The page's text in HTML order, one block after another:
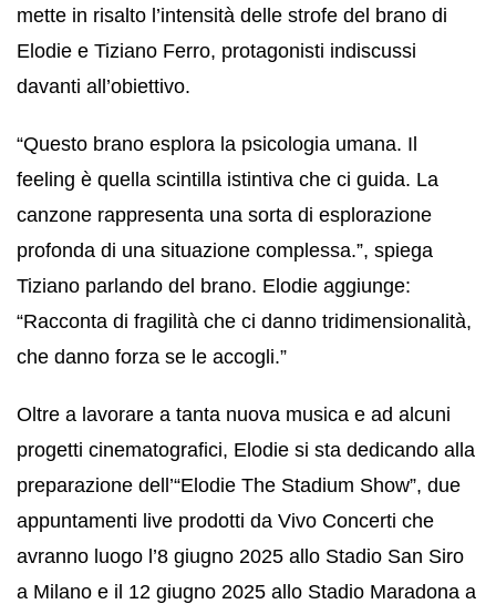
mette in risalto l’intensità delle strofe del brano di
Elodie e Tiziano Ferro, protagonisti indiscussi
davanti all’obiettivo.
“Questo brano esplora la psicologia umana. Il
feeling è quella scintilla istintiva che ci guida. La
canzone rappresenta una sorta di esplorazione
profonda di una situazione complessa.”, spiega
Tiziano parlando del brano. Elodie aggiunge:
“Racconta di fragilità che ci danno tridimensionalità,
che danno forza se le accogli.”
Oltre a lavorare a tanta nuova musica e ad alcuni
progetti cinematografici, Elodie si sta dedicando alla
preparazione dell’“Elodie The Stadium Show”, due
appuntamenti live prodotti da Vivo Concerti che
avranno luogo l’8 giugno 2025 allo Stadio San Siro
a Milano e il 12 giugno 2025 allo Stadio Maradona a